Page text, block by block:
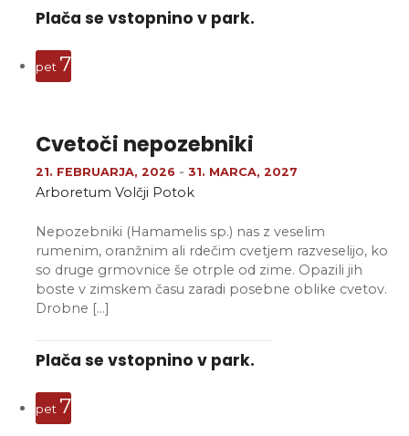
Plača se vstopnino v park.
pet 7
Cvetoči nepozebniki
21. FEBRUARJA, 2026 -31. MARCA, 2027
Arboretum Volčji Potok
Nepozebniki (Hamamelis sp.) nas z veselim
rumenim, oranžnim ali rdečim cvetjem razveselijo, ko
so druge grmovnice še otrple od zime. Opazili jih
boste v zimskem času zaradi posebne oblike cvetov.
Drobne […]
Plača se vstopnino v park.
pet 7